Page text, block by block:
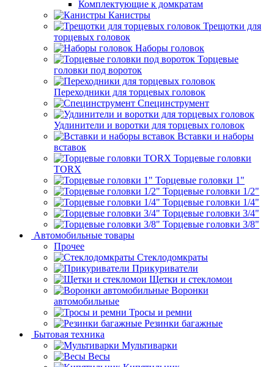
Комплектующие к домкратам
Канистры
Трещотки для
торцевых головок
Наборы головок
Торцевые
головки под вороток
Переходники для торцевых головок
Специнструмент
Удлинители и воротки для торцевых головок
Вставки и наборы
вставок
Торцевые головки
TORX
Торцевые головки 1"
Торцевые головки 1/2"
Торцевые головки 1/4"
Торцевые головки 3/4"
Торцевые головки 3/8"
Автомобильные товары
Прочее
Стеклодомкраты
Прикуриватели
Щетки и стекломои
Воронки
автомобильные
Тросы и ремни
Резинки багажные
Бытовая техника
Мультиварки
Весы